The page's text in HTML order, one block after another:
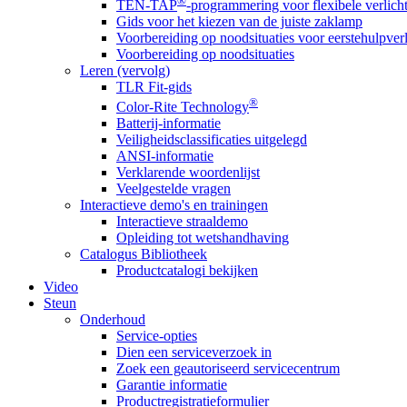
TEN-TAP -programmering voor flexibele
Gids voor het kiezen van de juiste zaklamp
Voorbereiding op noodsituaties voor
Voorbereiding op noodsituaties
Leren (vervolg)
TLR Fit-gids
Color-Rite Technology®
Batterij-informatie
Veiligheidsclassificaties uitgelegd
ANSI-informatie
Verklarende woordenlijst
Veelgestelde vragen
Interactieve demo's en trainingen
Interactieve straaldemo
Opleiding tot wetshandhaving
Catalogus Bibliotheek
Productcatalogi bekijken
Video
Steun
Onderhoud
Service-opties
Dien een serviceverzoek in
Zoek een geautoriseerd servicecentrum
Garantie informatie
Productregistratieformulier